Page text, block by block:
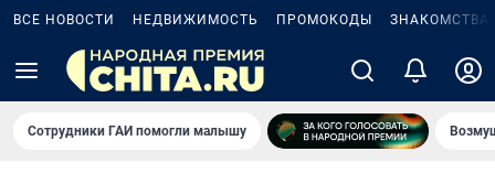
ВСЕ НОВОСТИ НЕДВИЖИМОСТЬ ПРОМОКОДЫ ЗНАКОМСТВА
Сотрудники ГАИ помогли малышу